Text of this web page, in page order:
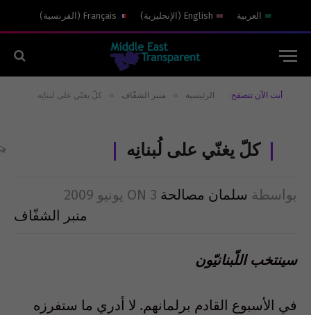
العربية English
( الإنجليزية)
Français
( الفرنسية)
أنت الآن تتصفح: الرئيسية » منبر الشفّاف » كلّ يغنّي على لُبنانِه
كلّ يغنّي على لُبنانِه
بواسطة سلمان مصالحة ON 3 يونيو 2009
منبر الشفّاف
سينتخب اللّبنانيّون
في الأسبوع القادم برلمانهم. لا أدري ما ستفرزه